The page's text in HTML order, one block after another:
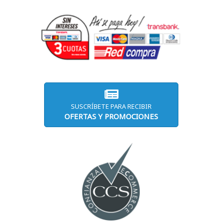
SUSCRÍBETE PARA RECIBIR
OFERTAS Y PROMOCIONES